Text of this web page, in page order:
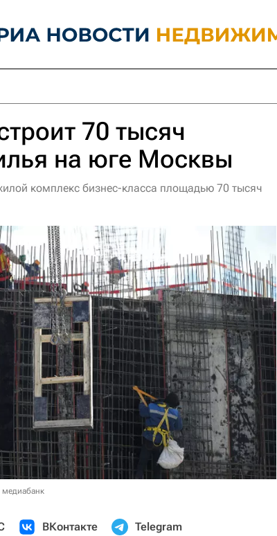
70 тысяч
на юге Москвы
комплекс бизнес-класса площадью 70 тысяч
медиабанк
ВКонтакте Telegram